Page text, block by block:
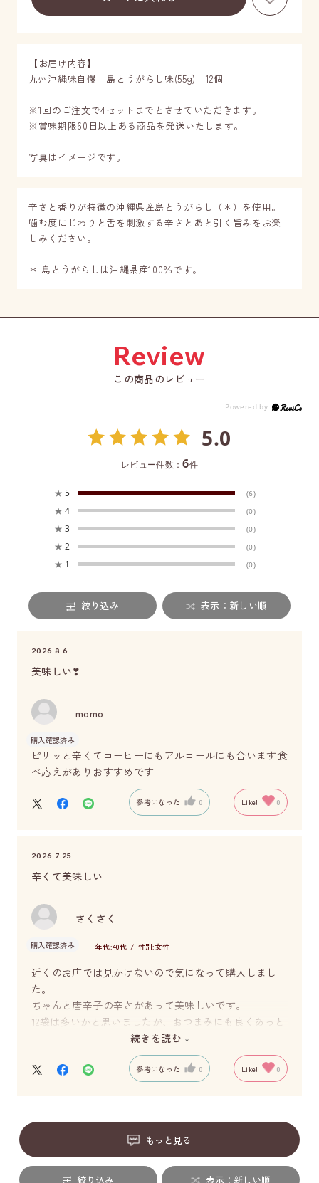
【お届け内容】
九州沖縄味自慢 島とうがらし味(55g) 12個
※1回のご注文で4セットまでとさせていただきます。
※賞味期限60日以上ある商品を発送いたします。
写真はイメージです。
辛さと香りが特徴の沖縄県産島とうがらし（＊）を使用。
噛む度にじわりと舌を刺激する辛さとあと引く旨みをお楽
しみください。
＊ 島とうがらしは沖縄県産100％です。
この商品のレビュー
5.0
レビュー件数：6件
★ 5 (6)
★ 4 (0)
★ 3 (0)
★ 2 (0)
★ 1 (0)
絞り込み 表示：新しい順
2026.8.6
美味しい❣
momo
購入確認済み
ピリッと辛くてコーヒーにもアルコールにも合います食
べ応えがありおすすめです
参考になった 0 Like! 0
2026.7.25
辛くて美味しい
さくさく
購入確認済み 年代:40代 性別:女性
近くのお店では見かけないので気になって購入しまし
た。
ちゃんと唐辛子の辛さがあって美味しいです。
12袋は多いかと思いましたが、おつまみにも良くあっと
いう間に無くなってしまいそうです！
続きを読む
参考になった 0 Like! 0
もっと見る
絞り込み 表示：新しい順